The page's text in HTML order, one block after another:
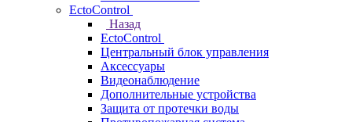
EctoControl
Назад
EctoControl
Центральный блок управления
Аксессуары
Видеонаблюдение
Дополнительные устройства
Защита от протечки воды